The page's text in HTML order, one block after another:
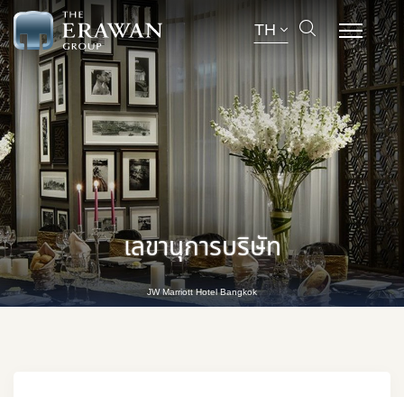
TH
เลขานุการบริษัท
JW Marriott Hotel Bangkok